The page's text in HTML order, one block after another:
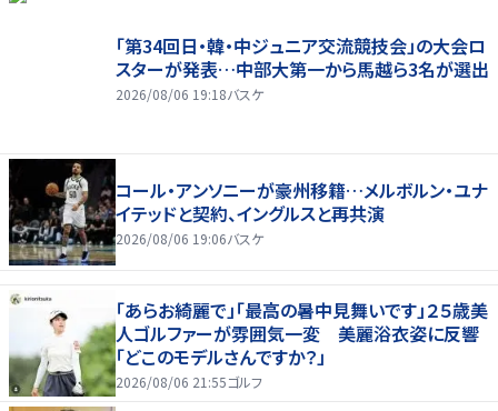
「第34回日・韓・中ジュニア交流競技会」の大会ロ
スターが発表…中部大第一から馬越ら3名が選出
2026/08/06 19:18バスケ
コール・アンソニーが豪州移籍…メルボルン・ユナ
イテッドと契約、イングルスと再共演
2026/08/06 19:06バスケ
「あらお綺麗で」「最高の暑中見舞いです」２５歳美
人ゴルファーが雰囲気一変 美麗浴衣姿に反響
「どこのモデルさんですか？」
2026/08/06 21:55ゴルフ